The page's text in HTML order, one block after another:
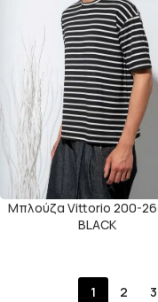
Μπλούζα Vittorio 200-
BLACK
1 2 3